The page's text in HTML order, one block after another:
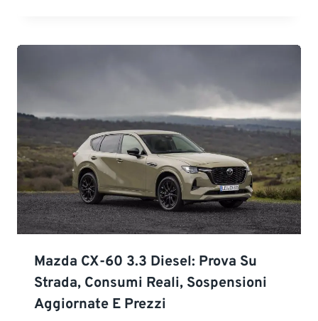
Mazda CX-60 3.3 Diesel: Prova Su
Strada, Consumi Reali, Sospensioni
Aggiornate E Prezzi